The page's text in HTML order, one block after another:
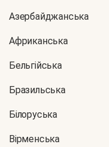
Азербайджанська
Африканська
Бельгійська
Бразильська
Білоруська
Вірменська